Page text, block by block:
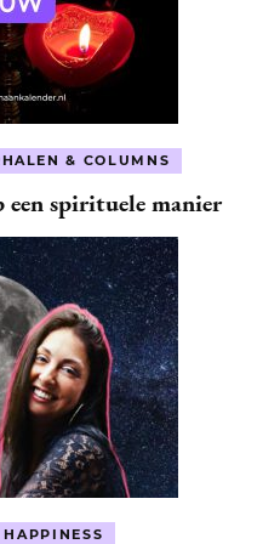
& COLUMNS
spirituele manier